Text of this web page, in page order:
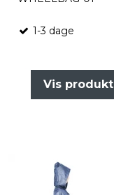
1-3 dage
Vis produkt